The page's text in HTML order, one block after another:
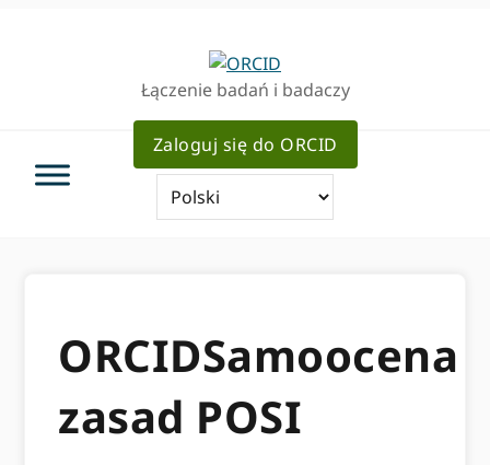
Łączenie badań i badaczy
Zaloguj się do ORCID
ORCIDSamoocena
zasad POSI